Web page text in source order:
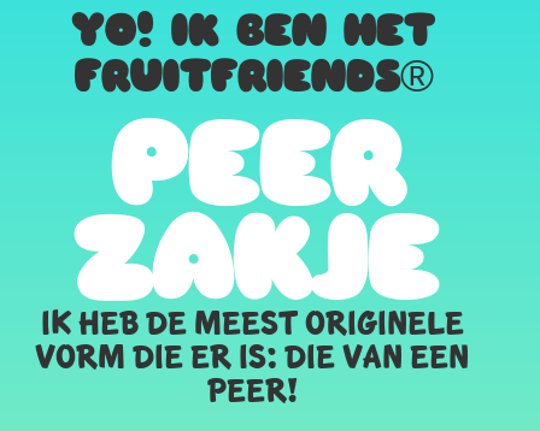
YO! IK BEN HET
FRUITFRIENDS®
PEER
ZAKJE
Ik heb de meest originele
vorm die er is: die van een
peer!